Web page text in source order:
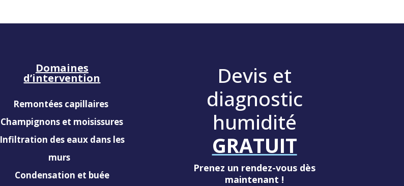
Domaines
d’intervention
Remontées capillaires
Champignons et moisissures
Infiltration des eaux dans les
murs
Condensation et buée
Devis et
diagnostic
humidité
GRATUIT
Prenez un rendez-vous dès
maintenant !